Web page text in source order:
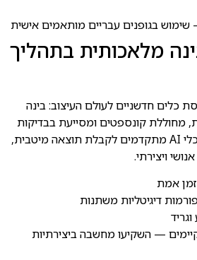
שימוש בגופנים עבריים מותאמים אישית
מלאכותית בתהליך
לכניסת כלים חדשניים לעולם העיצוב: בינה
קונספטים ומסייעת בבדיקות
A/B. סטודיו פיקסל משלב כלי AI מתקדמים לקבלת תוצאה מיטבית,
ויצירתי.
אמת
דיגיטליות משתנות
— השקיעו מחשבה ביצירתיות